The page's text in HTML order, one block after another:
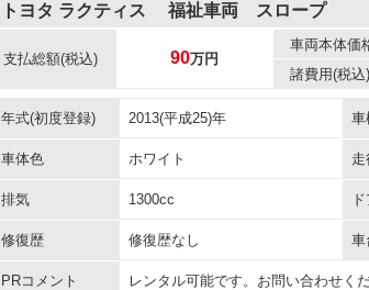
トヨタ ラクティス 福祉車両 スロープ
支払総額(税込) 90万円
車両本体価
諸費用(税込)
年式(初度登録) 2013(平成25)年 車
車体色 ホワイト
排気 1300cc
修復歴 修復歴なし 車
PRコメント レンタル可能です。お問い合わせくだ